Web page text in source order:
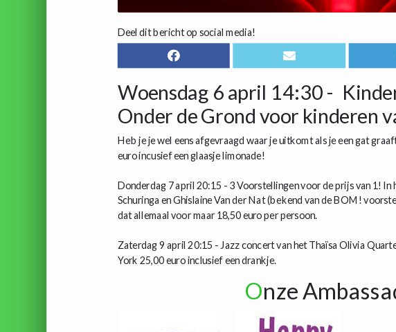
Deel dit bericht op social media!
Woensdag 6 april 14:30 -
Onder de Grond voor kinderen
Heb je je wel eens afgevraagd waar je uitkomt als je een gat
euro incusief een glaasje limonade!
Donderdag 7 april 20:15 - 3 Voorstellingen voor de prijs van 1!
Schuringa en Ghislaine Van der Nat (bekend van de BOM!
dat allemaal voor maar 18,50 euro per persoon.
Zaterdag 9 april 20:15 - Jazz concert van het Thaïsa Olivia
York 25,00 euro inclusief een drankje.
Onze